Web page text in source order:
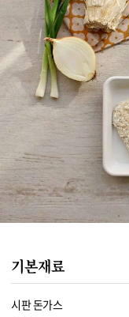
기본재료
시판 돈가스